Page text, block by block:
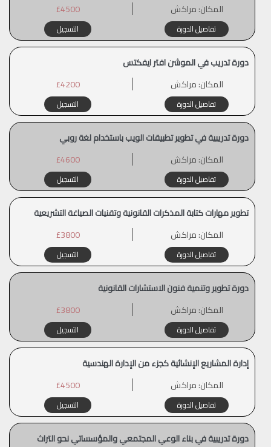
المكان:مراكش £4500
تفاصيل الدورة التسجيل
دورة تدريب في الموشن افتر ايفكتس
المكان:مراكش £4200
تفاصيل الدورة التسجيل
دورة تدريبية في تطوير تطبيقات الويب باستخدام لغة روبي
المكان:مراكش £4600
تفاصيل الدورة التسجيل
تطوير مهارات كتابة المذكرات القانونية وتقنيات الصياغة التشريعية
المكان:مراكش £3800
تفاصيل الدورة التسجيل
دورة تطوير وتنمية فنون الاستشارات القانونية
المكان:مراكش £3800
تفاصيل الدورة التسجيل
إدارة المشاريع الإنشائية كجزء من الإدارة الهندسية
المكان:مراكش £4500
تفاصيل الدورة التسجيل
دورة تدريبية في بناء الوعي المجتمعي والمؤسساتي نحو التراث